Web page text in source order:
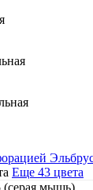
Еще 43 цвета
(серая мышь)